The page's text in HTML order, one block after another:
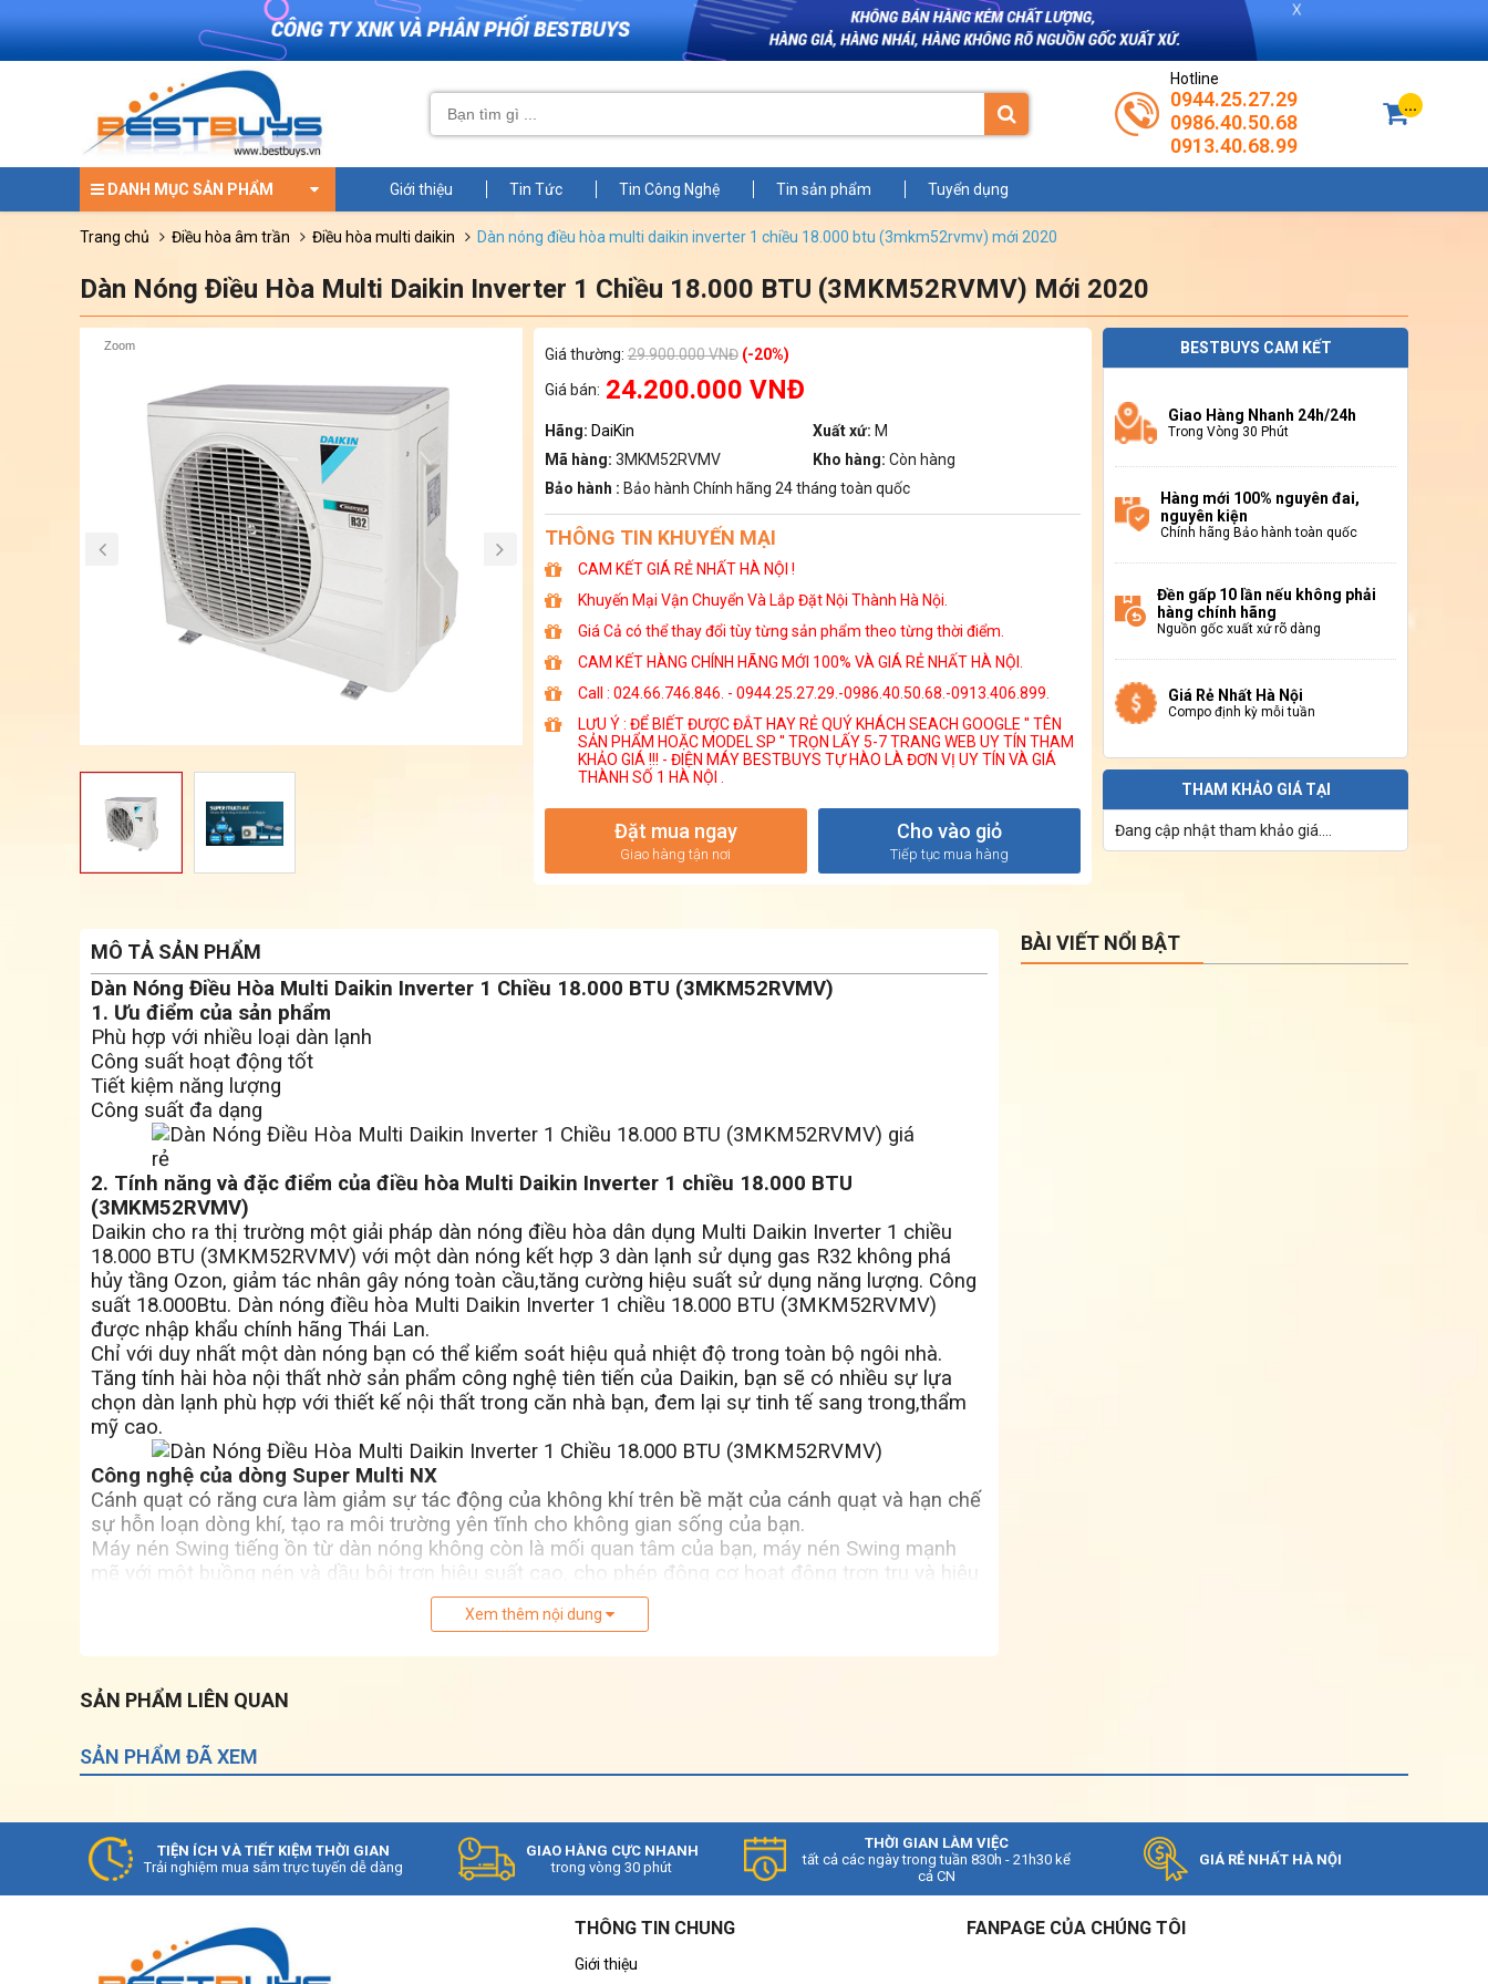
Hotline
0944.25.27.29
0986.40.50.68
0913.40.68.99
...
DANH MỤC SẢN PHẨM Giới thiệu Tin Tức Tin Công Nghệ Tin sản phẩm Tuyển dụng
trang chủ điều hòa âm trần điều hòa multi daikin dàn nóng điều hòa multi daikin inverter 1 chiều 18.000 btu (3mkm52rvmv) mới 2020
Dàn Nóng Điều Hòa Multi Daikin Inverter 1 Chiều 18.000 BTU (3MKM52RVMV) Mới 2020
Zoom Zoom
Giá thường:29.900.000 VNĐ (-20%)
Giá bán: 24.200.000 VNĐ
Hãng: DaiKin Xuất xứ: M
Mã hàng: 3MKM52RVMV Kho hàng: Còn hàng
Bảo hành : Bảo hành Chính hãng 24 tháng toàn quốc
THÔNG TIN KHUYẾN MẠI
CAM KẾT GIÁ RẺ NHẤT HÀ NỘI !
Khuyến Mại Vận Chuyển Và Lắp Đặt Nội Thành Hà Nội.
Giá Cả có thể thay đổi tùy từng sản phẩm theo từng thời điểm.
CAM KẾT HÀNG CHÍNH HÃNG MỚI 100% VÀ GIÁ RẺ NHẤT HÀ NỘI.
Call : 024.66.746.846. - 0944.25.27.29.-0986.40.50.68.-0913.406.899.
LƯU Ý : ĐỂ BIẾT ĐƯỢC ĐẮT HAY RẺ QUÝ KHÁCH SEACH GOOGLE '' TÊN
SẢN PHẨM HOẶC MODEL SP '' TRỌN LẤY 5-7 TRANG WEB UY TÍN THAM
KHẢO GIÁ !!! - ĐIỆN MÁY BESTBUYS TỰ HÀO LÀ ĐƠN VỊ UY TÍN VÀ GIÁ
THÀNH SỐ 1 HÀ NỘI .
Đặt mua ngay
Giao hàng tận nơi
Cho vào giỏ
Tiếp tục mua hàng
BESTBUYS CAM KẾT
Giao Hàng Nhanh 24h/24h
Trong Vòng 30 Phút
Hàng mới 100% nguyên đai,
nguyên kiện
Chính hãng Bảo hành toàn quốc
Đền gấp 10 lần nếu không phải
hàng chính hãng
Nguồn gốc xuất xứ rõ dàng
Giá Rẻ Nhất Hà Nội
Compo định kỳ mỗi tuần
THAM KHẢO GIÁ TẠI
Đang cập nhật tham khảo giá....
MÔ TẢ SẢN PHẨM
Dàn Nóng Điều Hòa Multi Daikin Inverter 1 Chiều 18.000 BTU (3MKM52RVMV)
1. Ưu điểm của sản phẩm
Phù hợp với nhiều loại dàn lạnh
Công suất hoạt động tốt
Tiết kiệm năng lượng
Công suất đa dạng
2. Tính năng và đặc điểm của điều hòa Multi Daikin Inverter 1 chiều 18.000 BTU
(3MKM52RVMV)
Daikin cho ra thị trường một giải pháp dàn nóng điều hòa dân dụng Multi Daikin Inverter 1 chiều
18.000 BTU (3MKM52RVMV) với một dàn nóng kết hợp 3 dàn lạnh sử dụng gas R32 không phá
hủy tầng Ozon, giảm tác nhân gây nóng toàn cầu,tăng cường hiệu suất sử dụng năng lượng. Công
suất 18.000Btu. Dàn nóng điều hòa Multi Daikin Inverter 1 chiều 18.000 BTU (3MKM52RVMV)
được nhập khẩu chính hãng Thái Lan.
Chỉ với duy nhất một dàn nóng bạn có thể kiểm soát hiệu quả nhiệt độ trong toàn bộ ngôi nhà.
Tăng tính hài hòa nội thất nhờ sản phẩm công nghệ tiên tiến của Daikin, bạn sẽ có nhiều sự lựa
chọn dàn lạnh phù hợp với thiết kế nội thất trong căn nhà bạn, đem lại sự tinh tế sang trong,thẩm
mỹ cao.
Công nghệ của dòng Super Multi NX
Cánh quạt có răng cưa làm giảm sự tác động của không khí trên bề mặt của cánh quạt và hạn chế
sự hỗn loạn dòng khí, tạo ra môi trường yên tĩnh cho không gian sống của bạn.
Máy nén Swing tiếng ồn từ dàn nóng không còn là mối quan tâm của bạn, máy nén Swing mạnh
mẽ với một buồng nén và dầu bôi trơn hiệu suất cao, cho phép động cơ hoạt động trơn tru và hiệu
Xem thêm nội dung
SẢN PHẨM LIÊN QUAN
BÀI VIẾT NỔI BẬT
SẢN PHẨM ĐÃ XEM
TIỆN ÍCH VÀ TIẾT KIỆM THỜI GIAN
Trải nghiệm mua sắm trực tuyến dễ dàng
GIAO HÀNG CỰC NHANH
trong vòng 30 phút
THỜI GIAN LÀM VIỆC
tất cả các ngày trong tuần 830h - 21h30 kể
cả CN
GIÁ RẺ NHẤT HÀ NỘI
THÔNG TIN CHUNG
Giới thiệu
FANPAGE CỦA CHÚNG TÔI